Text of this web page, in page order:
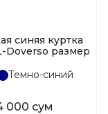
синяя куртка
Doverso размер
Темно-синий
000 сум